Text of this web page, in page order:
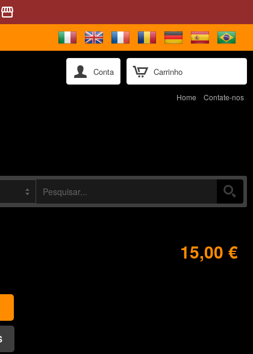
storefront
Carrinho
Conta
Home Contate-nos
15,00 €